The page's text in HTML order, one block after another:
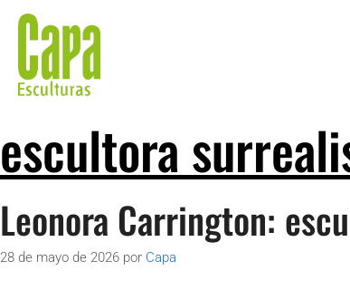
escultora
Leonora Carrington:
28 de mayo de 2026 por Capa